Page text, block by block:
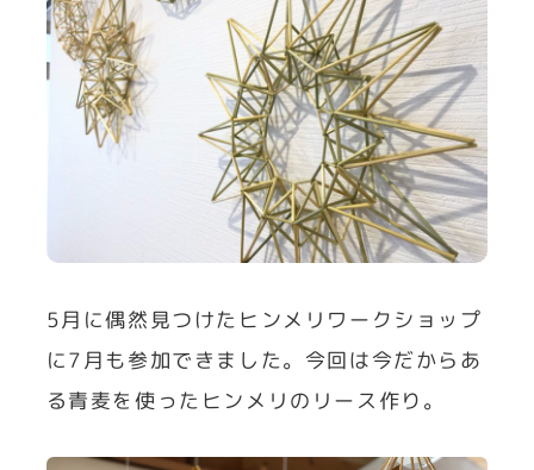
5月に偶然見つけたヒンメリワークショップ
に7月も参加できました。今回は今だからあ
る青麦を使ったヒンメリのリース作り。